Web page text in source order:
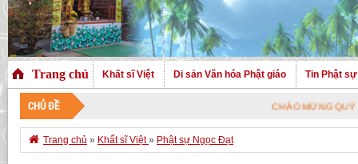
Trang chủ Khất sĩ Việt Di sản Văn hóa Phật giáo Tin Phật sự
CHỦ ĐỀ CHÀO MỪNG QUÝ VỊ ĐÃ GHÉ THĂM
 Trang chủ » Khất sĩ Việt» Phật sự Ngọc Đạt